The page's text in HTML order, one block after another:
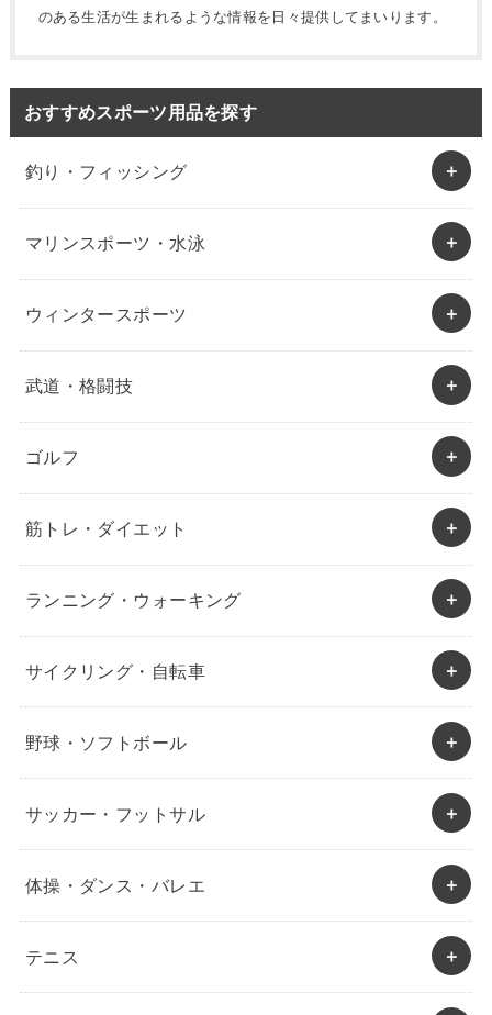
のある生活が生まれるような情報を日々提供してまいります。
おすすめスポーツ用品を探す
釣り・フィッシング
マリンスポーツ・水泳
ウィンタースポーツ
武道・格闘技
ゴルフ
筋トレ・ダイエット
ランニング・ウォーキング
サイクリング・自転車
野球・ソフトボール
サッカー・フットサル
体操・ダンス・バレエ
テニス